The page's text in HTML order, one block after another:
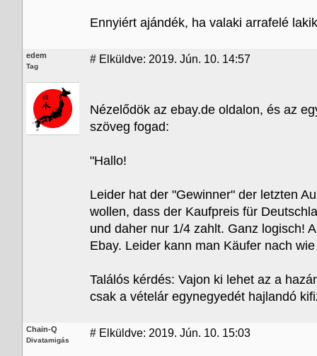
Ennyiért ajándék, ha valaki arrafelé
edem
Tag
# Elküldve: 2019. Jún. 10. 14:57
Nézelődök az ebay.de oldalon, és az
szöveg fogad:
"Hallo!
Leider hat der "Gewinner" der letzten
wollen, dass der Kaufpreis für
und daher nur 1/4 zahlt. Ganz logisch!
Ebay. Leider kann man Käufer nach
Találós kérdés: Vajon ki lehet az a
csak a vételár egynegyedét hajlandó
Chain-Q
Divatamigás
# Elküldve: 2019. Jún. 10. 15:03